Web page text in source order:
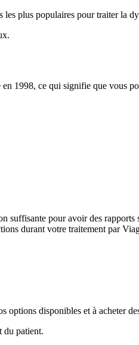
les plus populaires pour traiter la
1998, ce qui signifie que vous
pour avoir des rapports
durant votre traitement par
options disponibles et à acheter
du patient.